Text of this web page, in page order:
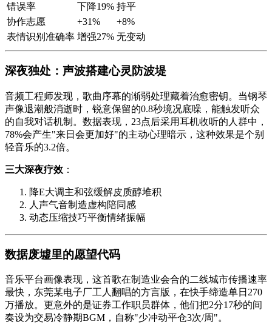
错误率
下降19% 持平
协作志愿
+31%
+8%
表情识别准确率 增强27% 无变动
深夜独处：声波搭建心灵防波堤
音频工程师发现，歌曲序幕的渐弱处理藏着治愈密钥。当钢琴
声像退潮般消逝时，锐意保留的0.8秒境况底噪，能触发听众
的自我对话机制。数据表现，23点后采用耳机收听的人群中，
78%会产生"来日会更加好"的主动心理暗示，这种效果是个别
轻音乐的3.2倍。
三大深夜疗效 ：
降E大调主和弦缓解皮质醇堆积
人声气音制造虚构陪同感
动态压缩技巧平衡情绪振幅
数据废墟里的愿望代码
音乐平台画像表现，这首歌在制造业会合的二线城市传播速率
最快，东莞某电子厂工人翻唱的方言版，在快手缔造单日270
万播放。更意外的是证券工作职员群体，他们把2分17秒的间
奏设为交易冷静期BGM，自称"少冲动平仓3次/周"。